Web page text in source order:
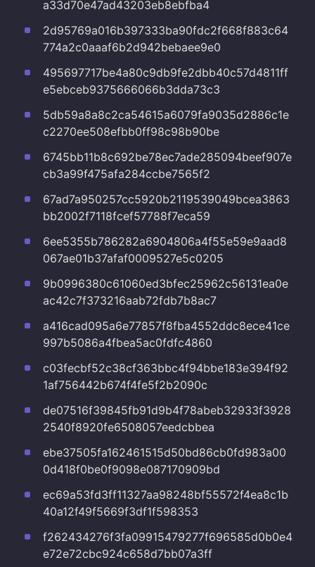
a33d70e47ad43203eb8ebfba4
2d95769a016b397333ba90fdc2f668f883c64
774a2c0aaaf6b2d942bebaee9e0
495697717be4a80c9db9fe2dbb40c57d4811ff
e5ebceb9375666066b3dda73c3
5db59a8a8c2ca54615a6079fa9035d2886c1e
c2270ee508efbb0ff98c98b90be
6745bb11b8c692be78ec7ade285094beef907e
cb3a99f475afa284ccbe7565f2
67ad7a950257cc5920b2119539049bcea3863
bb2002f7118fcef57788f7eca59
6ee5355b786282a6904806a4f55e59e9aad8
067ae01b37afaf0009527e5c0205
9b0996380c61060ed3bfec25962c56131ea0e
ac42c7f373216aab72fdb7b8ac7
a416cad095a6e77857f8fba4552ddc8ece41ce
997b5086a4fbea5ac0fdfc4860
c03fecbf52c38cf363bbc4f94bbe183e394f92
1af756442b674f4fe5f2b2090c
de07516f39845fb91d9b4f78abeb32933f3928
2540f8920fe6508057eedcbbea
ebe37505fa162461515d50bd86cb0fd983a00
0d418f0be0f9098e087170909bd
ec69a53fd3ff11327aa98248bf55572f4ea8c1b
40a12f49f5669f3df1f598353
f262434276f3fa09915479277f696585d0b0e4
e72e72cbc924c658d7bb07a3ff